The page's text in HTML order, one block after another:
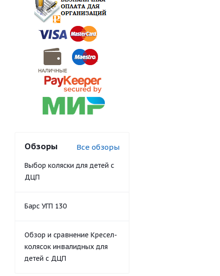
Обзоры Все обзоры
Выбор коляски для детей с
ДЦП
Барс УГП 130
Обзор и сравнение Кресел-
колясок инвалидных для
детей с ДЦП